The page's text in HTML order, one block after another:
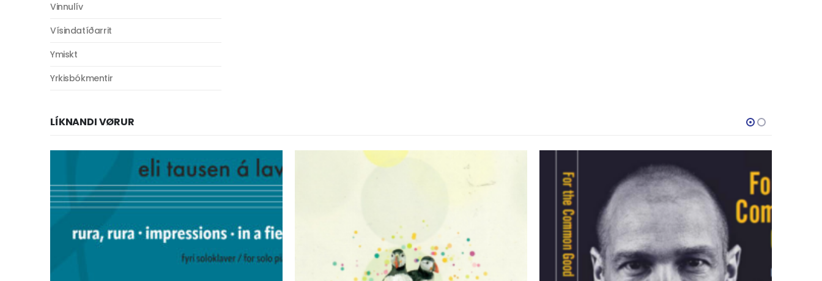
Vinnulív
Vísindatíðarrit
Ymiskt
Yrkisbókmentir
LÍKNANDI VØRUR